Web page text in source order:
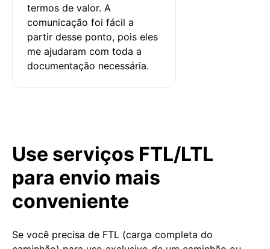
termos de valor. A
comunicação foi fácil a
partir desse ponto, pois eles
me ajudaram com toda a
documentação necessária.
Use serviços FTL/LTL
para envio mais
conveniente
Se você precisa de FTL (carga completa do